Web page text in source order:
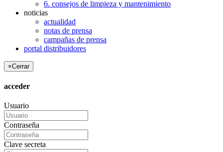
6. consejos de limpieza y mantenimiento
noticias
actualidad
notas de prensa
campañas de prensa
portal distribuidores
×Cerrar
acceder
Usuario
Contraseña
Clave secreta